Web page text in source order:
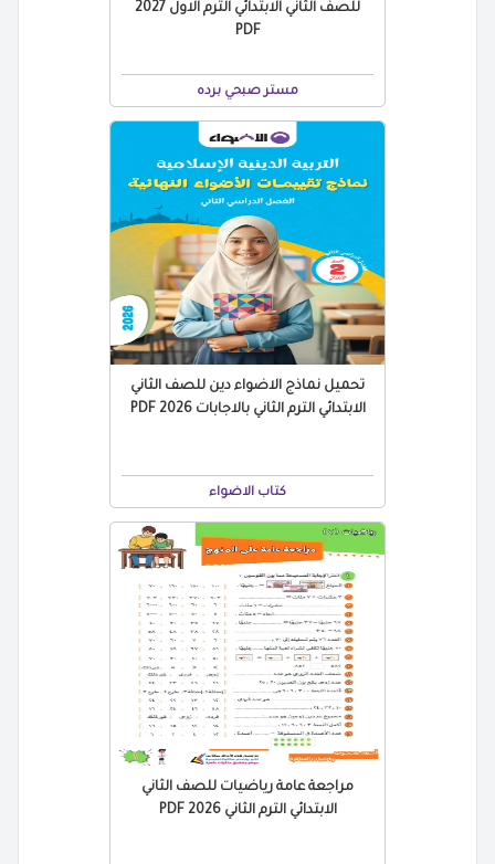
للصف الثاني الابتدائي الترم الاول 2027
PDF
مستر صبحي برده
تحميل نماذج الاضواء دين للصف الثاني
الابتدائي الترم الثاني بالاجابات 2026 PDF
كتاب الاضواء
مراجعة عامة رياضيات للصف الثاني
الابتدائي الترم الثاني 2026 PDF